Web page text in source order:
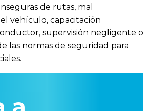
de rutas, mal
vehículo, capacitación
supervisión negligente o
las normas de seguridad para